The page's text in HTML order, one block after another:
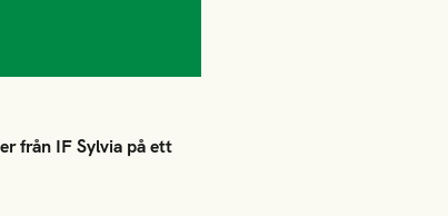
från IF Sylvia på ett